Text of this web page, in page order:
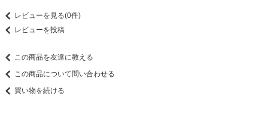
レビューを見る(0件)
レビューを投稿
この商品を友達に教える
この商品について問い合わせる
買い物を続ける